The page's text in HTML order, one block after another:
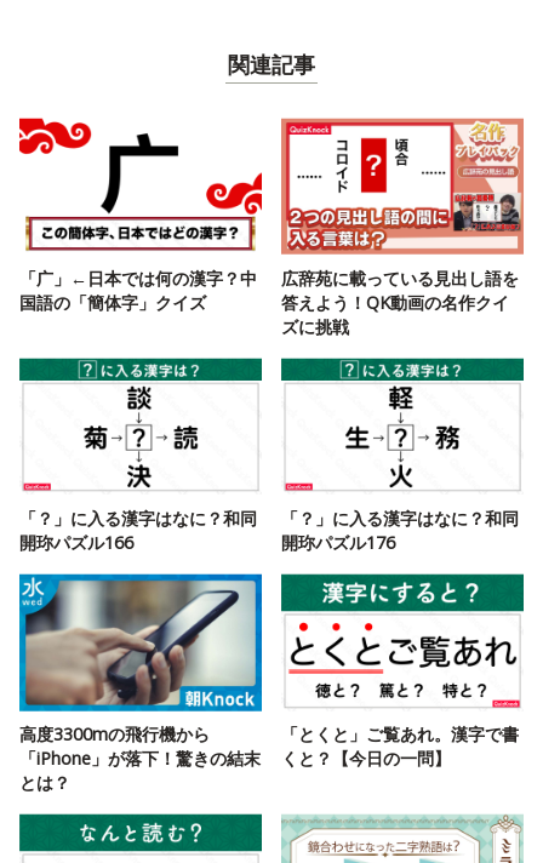
関連記事
「广」←日本では何の漢字？中
国語の「簡体字」クイズ
広辞苑に載っている見出し語を
答えよう！QK動画の名作クイ
ズに挑戦
「？」に入る漢字はなに？和同
開珎パズル166
「？」に入る漢字はなに？和同
開珎パズル176
高度3300mの飛行機から
「iPhone」が落下！驚きの結末
とは？
「とくと」ご覧あれ。漢字で書
くと？【今日の一問】